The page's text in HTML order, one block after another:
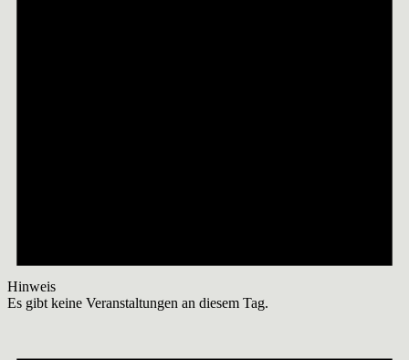
Hinweis
Es gibt keine Veranstaltungen an diesem Tag.